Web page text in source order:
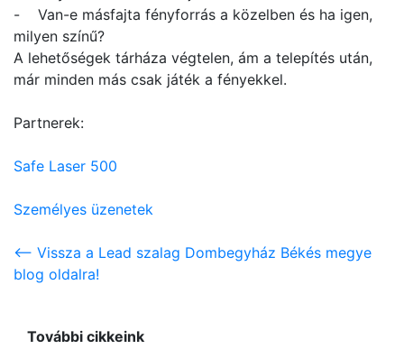
- Van-e másfajta fényforrás a közelben és ha igen,
milyen színű?
A lehetőségek tárháza végtelen, ám a telepítés után,
már minden más csak játék a fényekkel.
Partnerek:
Safe Laser 500
Személyes üzenetek
<-- Vissza a Lead szalag Dombegyház Békés megye
blog oldalra!
További cikkeink